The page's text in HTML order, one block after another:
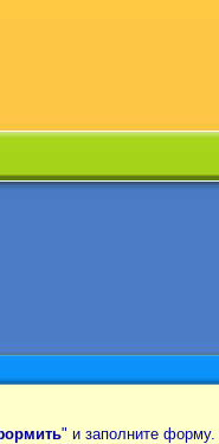
" и заполните форму.